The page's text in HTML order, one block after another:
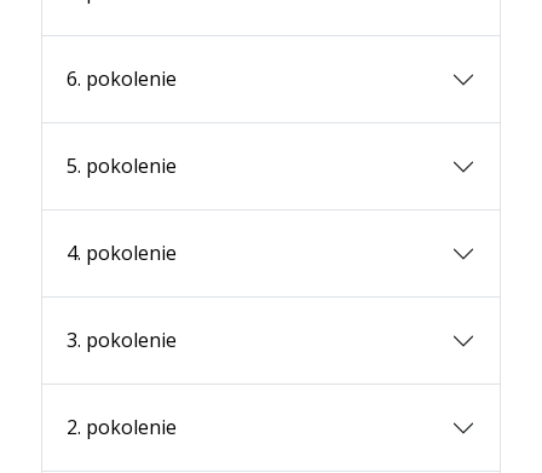
6. pokolenie
5. pokolenie
4. pokolenie
3. pokolenie
2. pokolenie